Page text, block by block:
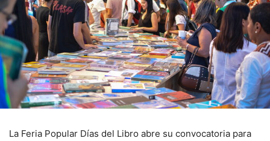
La Feria Popular Días del Libro abre su convocatoria para